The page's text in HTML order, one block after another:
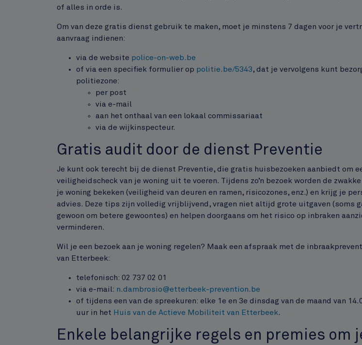
of alles in orde is.
Om van deze gratis dienst gebruik te maken, moet je minstens 7 dagen voor je
aanvraag indienen:
via de website police-on-web.be
of via een specifiek formulier op politie.be/5343, dat je vervolgens kunt
politiezone:
per post
via e-mail
aan het onthaal van een lokaal commissariaat
via de wijkinspecteur.
Gratis audit door de dienst Preventie
Je kunt ook terecht bij de dienst Preventie, die gratis huisbezoeken aanbiedt om
veiligheidscheck van je woning uit te voeren. Tijdens zo’n bezoek worden de
je woning bekeken (veiligheid van deuren en ramen, risicozones, enz.) en krijg je
advies. Deze tips zijn volledig vrijblijvend, vragen niet altijd grote uitgaven (soms
gewoon om betere gewoontes) en helpen doorgaans om het risico op inbraken
verminderen.
Wil je een bezoek aan je woning regelen? Maak een afspraak met de
van Etterbeek:
telefonisch: 02 737 02 01
via e-mail: n.dambrosio@etterbeek-prevention.be
of tijdens een van de spreekuren: elke 1e en 3e dinsdag van de maand van
uur in het Huis van de Actieve Mobiliteit van Etterbeek.
Enkele belangrijke regels en premies om